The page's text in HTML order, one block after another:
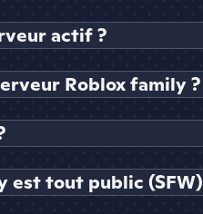
actif ?
Roblox family ?
est tout public